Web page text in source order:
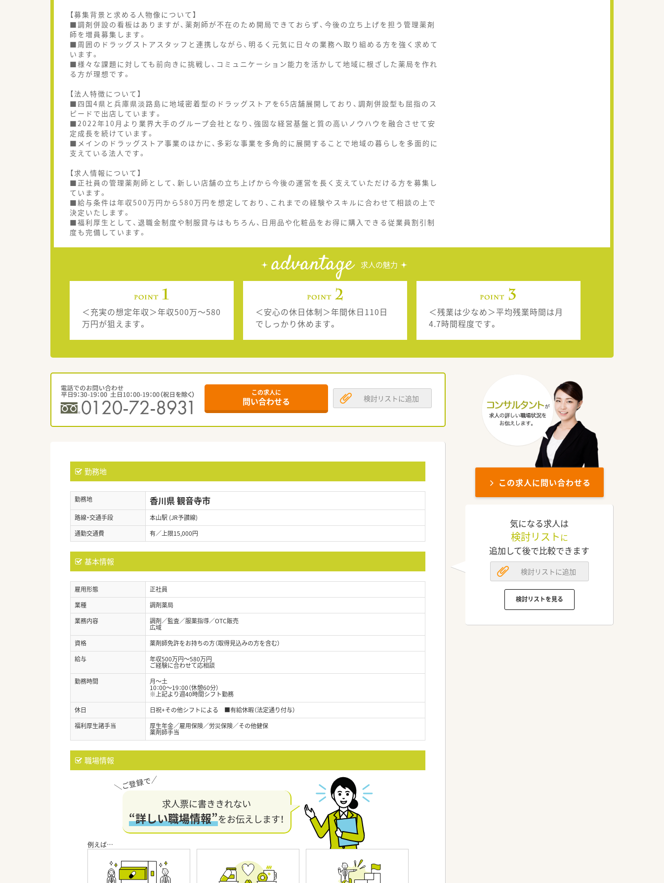
【募集背景と求める人物像について】
■調剤併設の看板はありますが、薬剤師が不在のため開局できておらず、今後の立ち上げを担う管理薬剤
師を増員募集します。
■周囲のドラッグストアスタッフと連携しながら、明るく元気に日々の業務へ取り組める方を強く求めて
います。
■様々な課題に対しても前向きに挑戦し、コミュニケーション能力を活かして地域に根ざした薬局を作れ
る方が理想です。
【法人特徴について】
■四国4県と兵庫県淡路島に地域密着型のドラッグストアを65店舗展開しており、調剤併設型も屈指のス
ピードで出店しています。
■2022年10月より業界大手のグループ会社となり、強固な経営基盤と質の高いノウハウを融合させて安
定成長を続けています。
■メインのドラッグストア事業のほかに、多彩な事業を多角的に展開することで地域の暮らしを多面的に
支えている法人です。
【求人情報について】
■正社員の管理薬剤師として、新しい店舗の立ち上げから今後の運営を長く支えていただける方を募集し
ています。
■給与条件は年収500万円から580万円を想定しており、これまでの経験やスキルに合わせて相談の上で
決定いたします。
■福利厚生として、退職金制度や制服貸与はもちろん、日用品や化粧品をお得に購入できる従業員割引制
度も完備しています。
advantage 求人の魅力
＜充実の想定年収＞年収500万〜580
万円が狙えます。
＜安心の休日体制＞年間休日110日
でしっかり休めます。
＜残業は少なめ＞平均残業時間は月
4.7時間程度です。
この求人に
問い合わせる 検討リストに追加
勤務地
勤務地 香川県 観音寺市
路線・交通手段
本山駅 (JR予讃線)
通勤交通費
有／上限15,000円
基本情報
雇用形態
正社員
業種
調剤薬局
業務内容
調剤／監査／服薬指導／OTC販売
広域
資格
薬剤師免許をお持ちの方（取得見込みの方を含む）
給与
年収500万円～580万円
ご経験に合わせて応相談
勤務時間
月～土
10：00～19：00（休憩60分）
※上記より週40時間シフト勤務
休日
日祝+その他シフトによる ■有給休暇（法定通り付与）
福利厚生諸手当
厚生年金／雇用保険／労災保険／その他健保
薬剤師手当
職場情報
求人票に書ききれない
“詳しい職場情報”をお伝えします！
この求人に問い合わせる
気になる求人は
検討リスト に
追加して後で比較できます
検討リストに追加
検討リストを見る